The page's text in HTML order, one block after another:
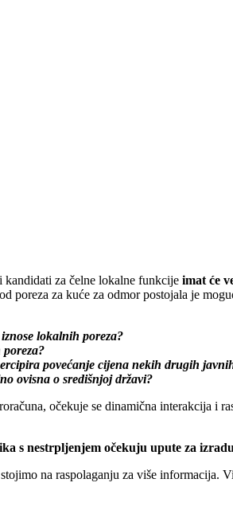
kandidati za čelne lokalne funkcije imat će
poreza za kuće za odmor postojala je
lokalnih poreza?
povećanje cijena nekih drugih
ovisna o središnjoj državi?
očekuje se dinamična interakcija i
s nestrpljenjem očekuju upute za
na raspolaganju za više informacija.